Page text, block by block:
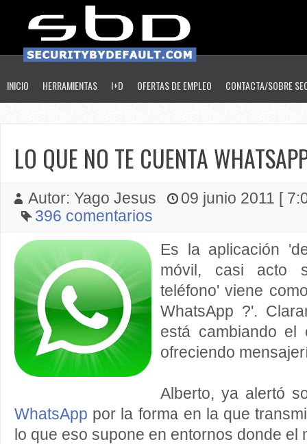
INICIO HERRAMIENTAS I+D OFERTAS DE EMPLEO CONTACTA/SOBRE
LO QUE NO TE CUENTA
Autor: Yago Jesus
09 junio 2011 [
396 comentarios
Es la aplicación
móvil, casi acto
teléfono' viene
WhatsApp ?'.
está cambiando el
ofreciendo
Alberto, ya alertó
WhatsApp por la forma en la que
lo que eso supone en entornos donde el